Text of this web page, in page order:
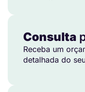
Consulta
Receba um
detalhada do